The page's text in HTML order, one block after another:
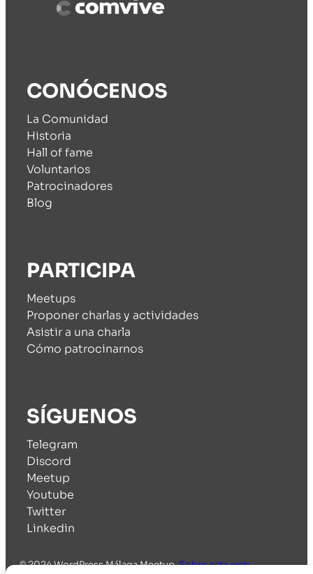
CONÓCENOS
La Comunidad
Historia
Hall of fame
Voluntarios
Patrocinadores
Blog
PARTICIPA
Meetups
Proponer charlas y actividades
Asistir a una charla
Cómo patrocinarnos
SÍGUENOS
Telegram
Discord
Meetup
Youtube
Twitter
Linkedin
© 2024 WordPress Málaga Meetup.Sobre esta web.